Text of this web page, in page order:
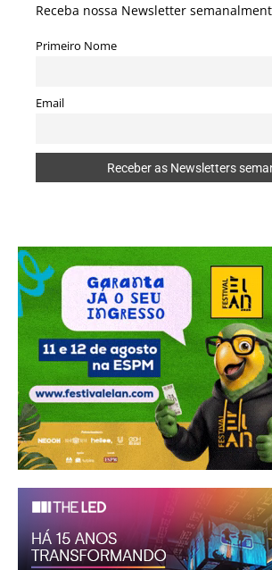
Receba nossa Newsletter
Primeiro Nome
Email